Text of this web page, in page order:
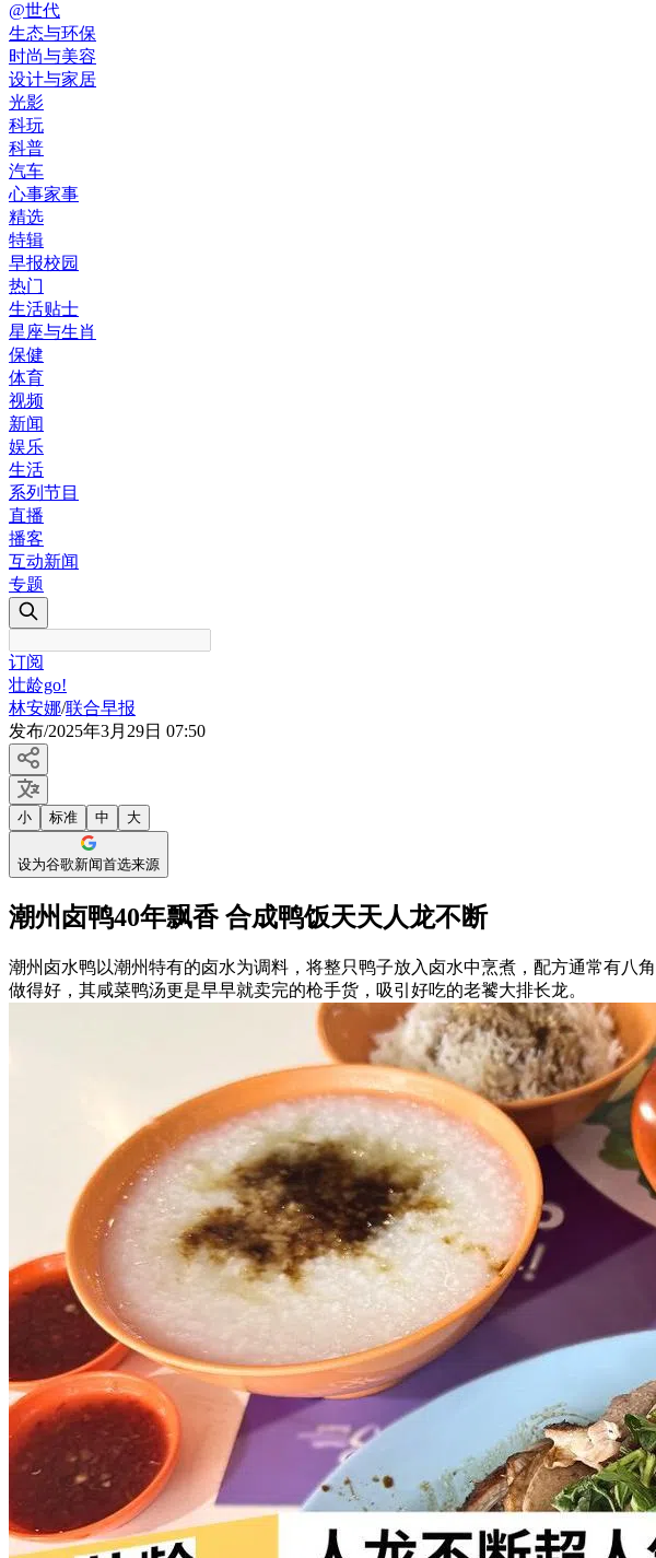
@世代
生态与环保
时尚与美容
设计与家居
光影
科玩
科普
汽车
心事家事
精选
特辑
早报校园
热门
生活贴士
星座与生肖
保健
体育
视频
新闻
娱乐
生活
系列节目
直播
播客
互动新闻
专题
订阅
壮龄go!
林安娜/联合早报
发布/2025年3月29日 07:50
小 标准 中 大
设为谷歌新闻首选来源
潮州卤鸭40年飘香 合成鸭饭天天人龙不断
潮州卤水鸭以潮州特有的卤水为调料，将整只鸭子放入卤水中烹煮，配方通常有
做得好，其咸菜鸭汤更是早早就卖完的枪手货，吸引好吃的老饕大排长龙。